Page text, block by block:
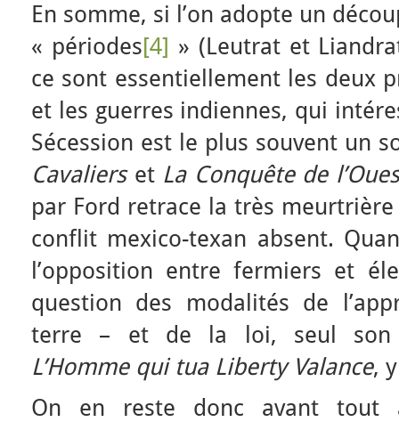
En somme, si l’on adopte un
« périodes[4] » (Leutrat et
ce sont essentiellement les deux
et les guerres indiennes, qui
Sécession est le plus souvent un
Cavalierset La Conquête de
par Ford retrace la très
conflit mexico-texan absent.
l’opposition entre fermiers et
question des modalités de
terre – et de la loi, seul son
L’Homme qui tua Liberty Valance,
On en reste donc avant tout